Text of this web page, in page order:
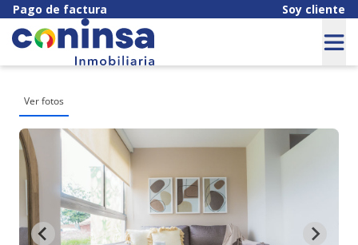
Pago de factura Soy cliente
Ver fotos